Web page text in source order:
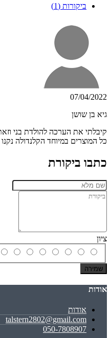
ביקורות (1)
07/04/2022
גיא בן שושן
קיבלתי את הערכה להולדת בני
כל המוצרים במיוחד הקלנדולה
כתבו ביקורת
ציון
שמירה
אודות
אודות
talstern2802@gmail.com
050-7808907